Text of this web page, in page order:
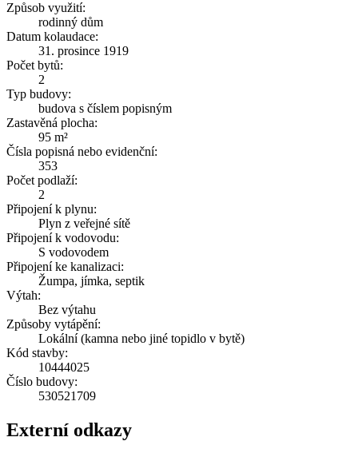
Způsob využití:
rodinný dům
Datum kolaudace:
31. prosince 1919
Počet bytů:
2
Typ budovy:
budova s číslem popisným
Zastavěná plocha:
95 m²
Čísla popisná nebo evidenční:
353
Počet podlaží:
2
Připojení k plynu:
Plyn z veřejné sítě
Připojení k vodovodu:
S vodovodem
Připojení ke kanalizaci:
Žumpa, jímka, septik
Výtah:
Bez výtahu
Způsoby vytápění:
Lokální (kamna nebo jiné topidlo v bytě)
Kód stavby:
10444025
Číslo budovy:
530521709
Externí odkazy